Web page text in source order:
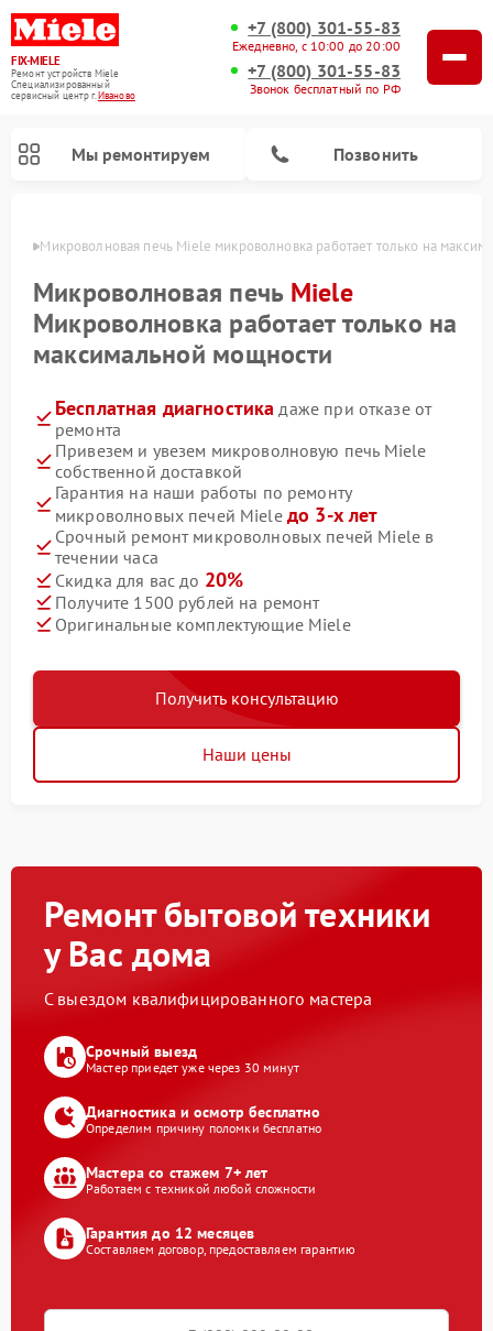
FIX-MIELE
Ремонт устройств Miele
Специализированный
cервисный центр г.Иваново
+7 (800) 301-55-83
Ежедневно, с 10:00 до 20:00
+7 (800) 301-55-83
Звонок бесплатный по РФ
Мы ремонтируем Позвонить
Микроволновая печь Miele микроволновка работает только на
Микроволновая печь Miele
Микроволновка работает только на
максимальной мощности
Бесплатная диагностика даже при отказе от
ремонта
Привезем и увезем микроволновую печь Miele
собственной доставкой
Гарантия на наши работы по ремонту
микроволновых печей Miele до 3-х лет
Срочный ремонт микроволновых печей Miele в
течении часа
Скидка для вас до 20%
Получите 1500 рублей на ремонт
Оригинальные комплектующие Miele
Получить консультацию
Наши цены
Ремонт бытовой техники
у Вас дома
С выездом квалифицированного мастера
Срочный выезд
Мастер приедет уже через 30 минут
Диагностика и осмотр бесплатно
Определим причину поломки бесплатно
Мастера со стажем 7+ лет
Работаем с техникой любой сложности
Гарантия до 12 месяцев
Составляем договор, предоставляем гарантию